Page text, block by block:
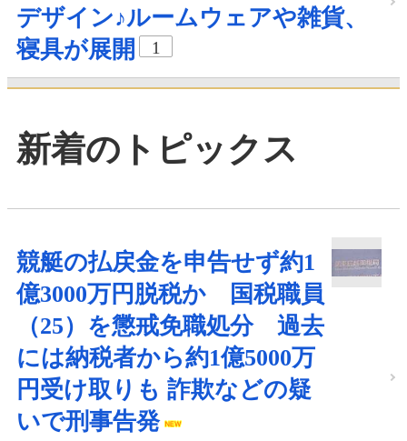
デザイン♪ルームウェアや雑貨、
寝具が展開
1
新着のトピックス
競艇の払戻金を申告せず約1
億3000万円脱税か 国税職員
（25）を懲戒免職処分 過去
には納税者から約1億5000万
円受け取りも 詐欺などの疑
いで刑事告発